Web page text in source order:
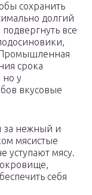
сохранить
долгий
все
срока
у
вкусовые
за нежный и
мясистые
уступают мясу.
себя